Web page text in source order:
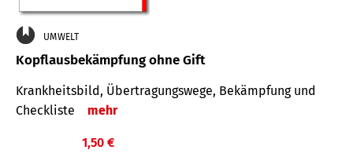
UMWELT
Kopflausbekämpfung ohne Gift
Krankheits­bild, Übertra­gungs­wege, Bekämpfung und
Check­liste
mehr
1,50 €